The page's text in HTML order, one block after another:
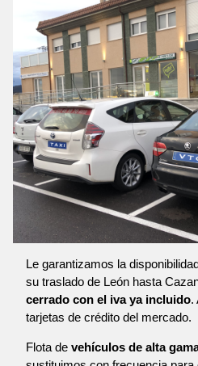
Le garantizamos la
su traslado de León hasta
cerrado con el iva ya incluido.
tarjetas de crédito del mercado.
Flota de vehículos de alta